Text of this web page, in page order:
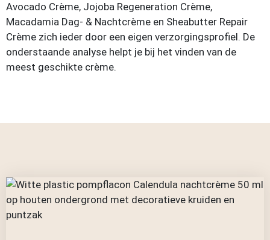
Avocado Crème, Jojoba Regeneration Crème,
Macadamia Dag- & Nachtcrème en Sheabutter Repair
Crème zich ieder door een eigen verzorgingsprofiel. De
onderstaande analyse helpt je bij het vinden van de
meest geschikte crème.